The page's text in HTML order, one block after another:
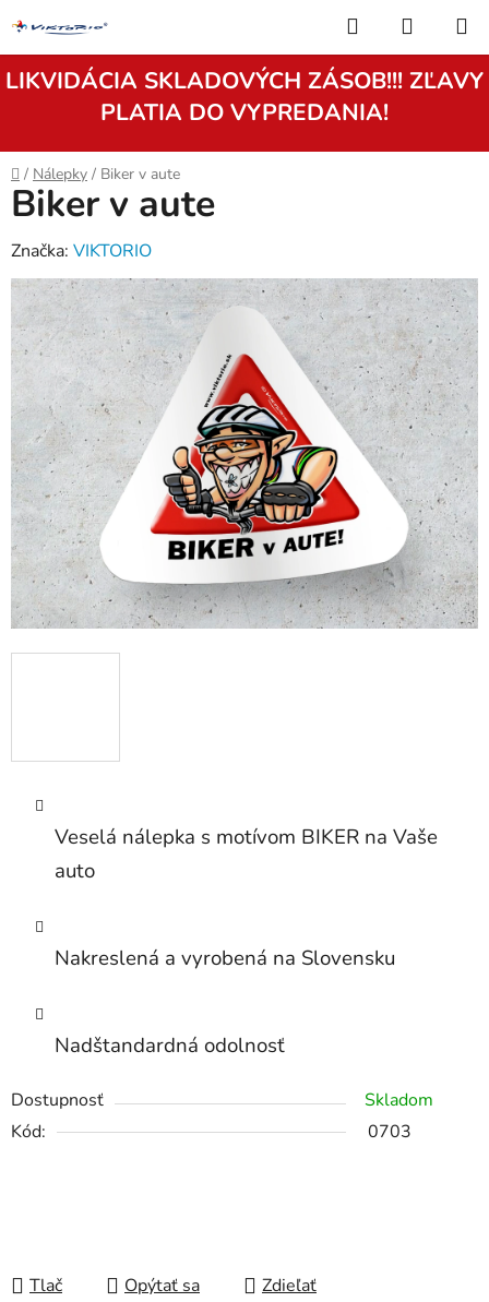
na
obsah
LIKVIDÁCIA SKLADOVÝCH ZÁSOB!!! ZĽAVY
PLATIA DO VYPREDANIA!
Hľadať
KOŠÍK
Domov
/ Nálepky / Biker v aute
Veselá nálepka s motívom BIKER na Vaše
auto
Nakreslená a vyrobená na Slovensku
Nadštandardná odolnosť
Dostupnosť
Skladom
Kód:
0703
Tlač Opýtať sa Zdieľať
Biker v aute
Značka: VIKTORIO